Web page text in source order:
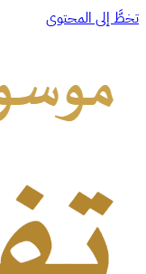
تخطَّ إلى المحتوى